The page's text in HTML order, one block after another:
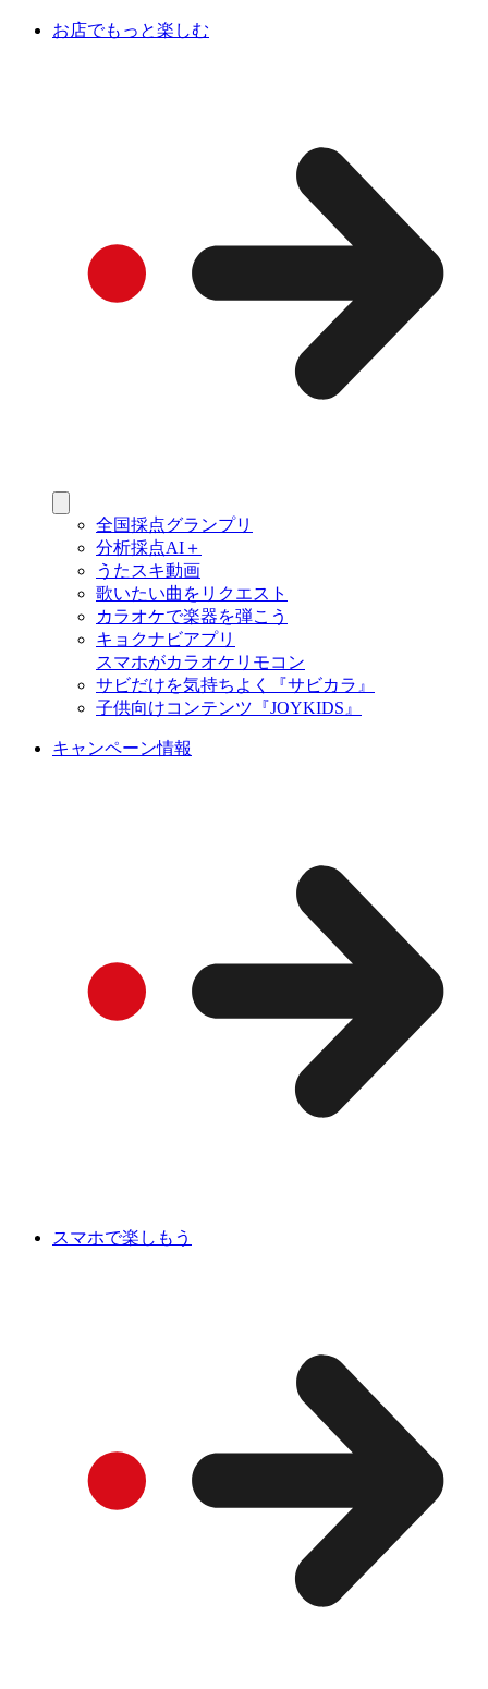
お店でもっと楽しむ
全国採点グランプリ
分析採点AI＋
うたスキ動画
歌いたい曲をリクエスト
カラオケで楽器を弾こう
キョクナビアプリ
スマホがカラオケリモコン
サビだけを気持ちよく『サビカラ』
子供向けコンテンツ『JOYKIDS』
キャンペーン情報
スマホで楽しもう